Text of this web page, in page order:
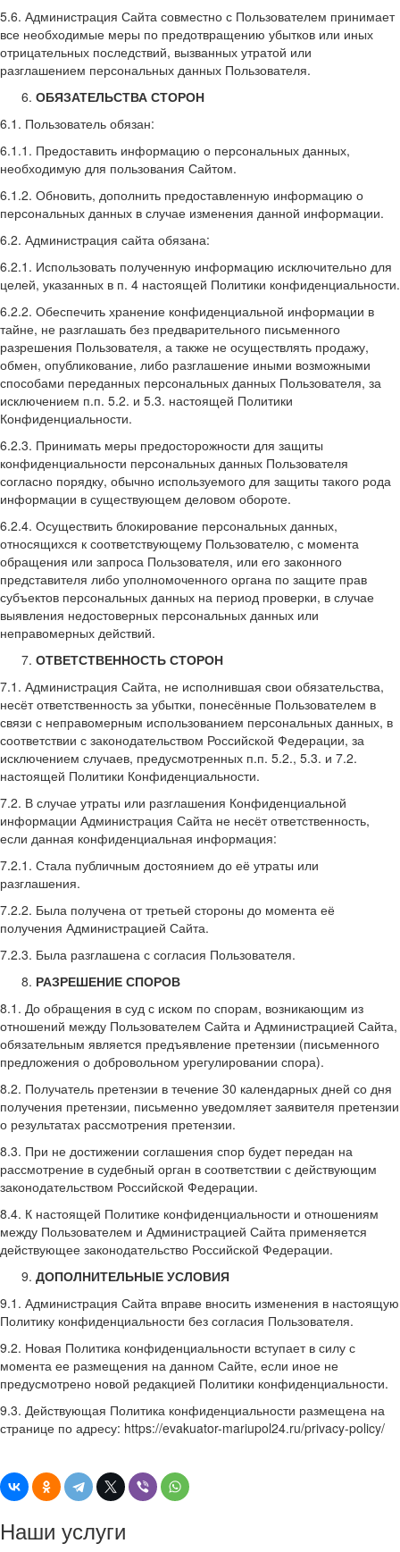
5.6. Администрация Сайта совместно с Пользователем принимает
все необходимые меры по предотвращению убытков или иных
отрицательных последствий, вызванных утратой или
разглашением персональных данных Пользователя.
ОБЯЗАТЕЛЬСТВА СТОРОН
6.1. Пользователь обязан:
6.1.1. Предоставить информацию о персональных данных,
необходимую для пользования Сайтом.
6.1.2. Обновить, дополнить предоставленную информацию о
персональных данных в случае изменения данной информации.
6.2. Администрация сайта обязана:
6.2.1. Использовать полученную информацию исключительно для
целей, указанных в п. 4 настоящей Политики конфиденциальности.
6.2.2. Обеспечить хранение конфиденциальной информации в
тайне, не разглашать без предварительного письменного
разрешения Пользователя, а также не осуществлять продажу,
обмен, опубликование, либо разглашение иными возможными
способами переданных персональных данных Пользователя, за
исключением п.п. 5.2. и 5.3. настоящей Политики
Конфиденциальности.
6.2.3. Принимать меры предосторожности для защиты
конфиденциальности персональных данных Пользователя
согласно порядку, обычно используемого для защиты такого рода
информации в существующем деловом обороте.
6.2.4. Осуществить блокирование персональных данных,
относящихся к соответствующему Пользователю, с момента
обращения или запроса Пользователя, или его законного
представителя либо уполномоченного органа по защите прав
субъектов персональных данных на период проверки, в случае
выявления недостоверных персональных данных или
неправомерных действий.
ОТВЕТСТВЕННОСТЬ СТОРОН
7.1. Администрация Сайта, не исполнившая свои обязательства,
несёт ответственность за убытки, понесённые Пользователем в
связи с неправомерным использованием персональных данных, в
соответствии с законодательством Российской Федерации, за
исключением случаев, предусмотренных п.п. 5.2., 5.3. и 7.2.
настоящей Политики Конфиденциальности.
7.2. В случае утраты или разглашения Конфиденциальной
информации Администрация Сайта не несёт ответственность,
если данная конфиденциальная информация:
7.2.1. Стала публичным достоянием до её утраты или
разглашения.
7.2.2. Была получена от третьей стороны до момента её
получения Администрацией Сайта.
7.2.3. Была разглашена с согласия Пользователя.
РАЗРЕШЕНИЕ СПОРОВ
8.1. До обращения в суд с иском по спорам, возникающим из
отношений между Пользователем Сайта и Администрацией Сайта,
обязательным является предъявление претензии (письменного
предложения о добровольном урегулировании спора).
8.2. Получатель претензии в течение 30 календарных дней со дня
получения претензии, письменно уведомляет заявителя претензии
о результатах рассмотрения претензии.
8.3. При не достижении соглашения спор будет передан на
рассмотрение в судебный орган в соответствии с действующим
законодательством Российской Федерации.
8.4. К настоящей Политике конфиденциальности и отношениям
между Пользователем и Администрацией Сайта применяется
действующее законодательство Российской Федерации.
ДОПОЛНИТЕЛЬНЫЕ УСЛОВИЯ
9.1. Администрация Сайта вправе вносить изменения в настоящую
Политику конфиденциальности без согласия Пользователя.
9.2. Новая Политика конфиденциальности вступает в силу с
момента ее размещения на данном Сайте, если иное не
предусмотрено новой редакцией Политики конфиденциальности.
9.3. Действующая Политика конфиденциальности размещена на
странице по адресу: https://evakuator-mariupol24.ru/privacy-policy/
Наши услуги